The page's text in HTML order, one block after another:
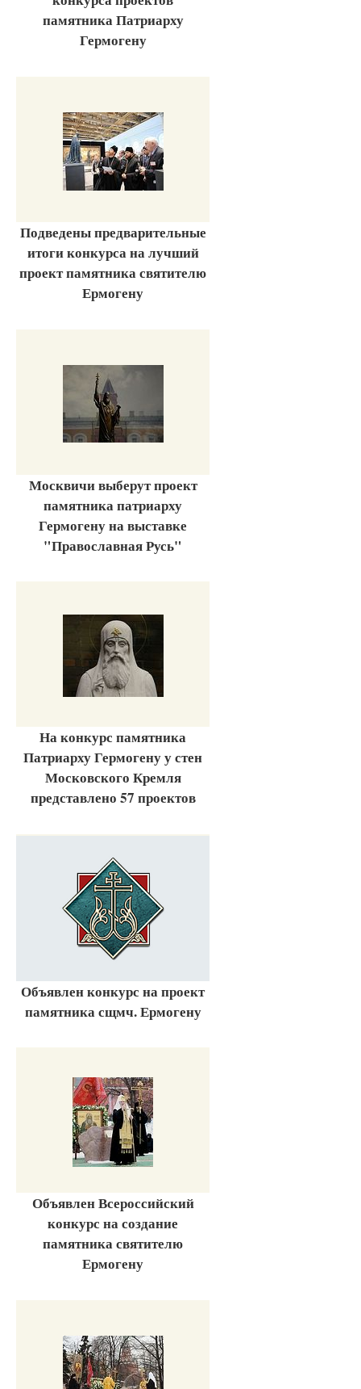
памятника Патриарху
Гермогену
Подведены предварительные
итоги конкурса на лучший
проект памятника святителю
Ермогену
Москвичи выберут проект
памятника патриарху
Гермогену на выставке
"Православная Русь"
На конкурс памятника
Патриарху Гермогену у стен
Московского Кремля
представлено 57 проектов
Объявлен конкурс на проект
памятника сщмч. Ермогену
Объявлен Всероссийский
конкурс на создание
памятника святителю
Ермогену